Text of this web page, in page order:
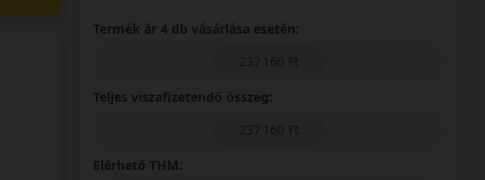
Termék ár 4 db vásárlása esetén:
237 160 Ft
Teljes viszafizetendő összeg:
237 160 Ft
Elérhető THM: